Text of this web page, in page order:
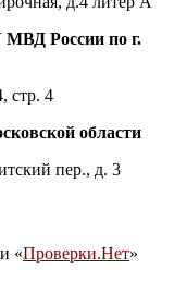
МВД России по г.
стр. 4
области
пер., д. 3
«Проверки.Нет»